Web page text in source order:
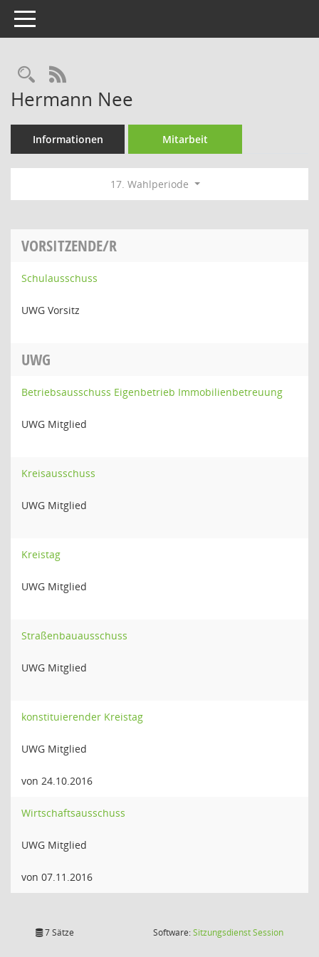
Toggle navigation
Rechercheauswahl
RSS-Feed
Hermann Nee
Informationen Mitarbeit
17. Wahlperiode
VORSITZENDE/R
Schulausschuss
UWG Vorsitz
UWG
Betriebsausschuss Eigenbetrieb Immobilienbetreuung
UWG Mitglied
Kreisausschuss
UWG Mitglied
Kreistag
UWG Mitglied
Straßenbauausschuss
UWG Mitglied
konstituierender Kreistag
UWG Mitglied
von 24.10.2016
Wirtschaftsausschuss
UWG Mitglied
von 07.11.2016
7 Sätze Software:SitzungsdienstSession(Wird in